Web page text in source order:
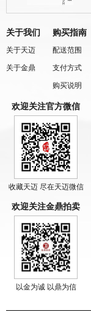
关于我们
关于天迈
关于金鼎
购买指南
配送范围
支付方式
购买说明
欢迎关注官方微信
收藏天迈 尽在天迈微信
欢迎关注金鼎拍卖
以金为诚 以鼎为信